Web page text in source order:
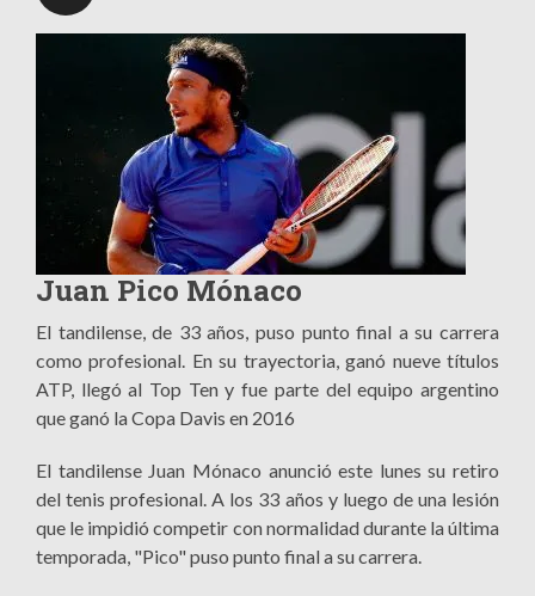
Juan Pico Mónaco
El tandilense, de 33 años, puso punto final a su carrera
como profesional. En su trayectoria, ganó nueve títulos
ATP, llegó al Top Ten y fue parte del equipo argentino
que ganó la Copa Davis en 2016
El tandilense Juan Mónaco anunció este lunes su retiro
del tenis profesional. A los 33 años y luego de una lesión
que le impidió competir con normalidad durante la última
temporada, "Pico" puso punto final a su carrera.